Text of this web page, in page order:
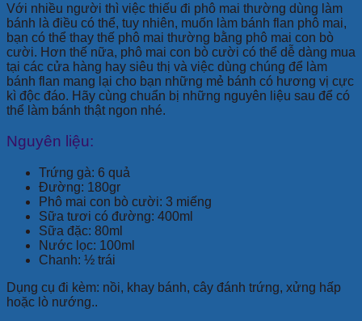
Với nhiều người thì việc thiếu đi phô mai thường dùng làm
bánh là điều có thể, tuy nhiên, muốn làm bánh flan phô mai,
bạn có thể thay thế phô mai thường bằng phô mai con bò
cười. Hơn thế nữa, phô mai con bò cười có thể dễ dàng mua
tại các cửa hàng hay siêu thị và việc dùng chúng để làm
bánh flan mang lại cho bạn những mẻ bánh có hương vị cực
kì độc đáo. Hãy cùng chuẩn bị những nguyên liệu sau để có
thể làm bánh thật ngon nhé.
Nguyên liệu:
Trứng gà: 6 quả
Đường: 180gr
Phô mai con bò cười: 3 miếng
Sữa tươi có đường: 400ml
Sữa đặc: 80ml
Nước lọc: 100ml
Chanh: ½ trái
Dụng cụ đi kèm: nồi, khay bánh, cây đánh trứng, xửng hấp
hoặc lò nướng..